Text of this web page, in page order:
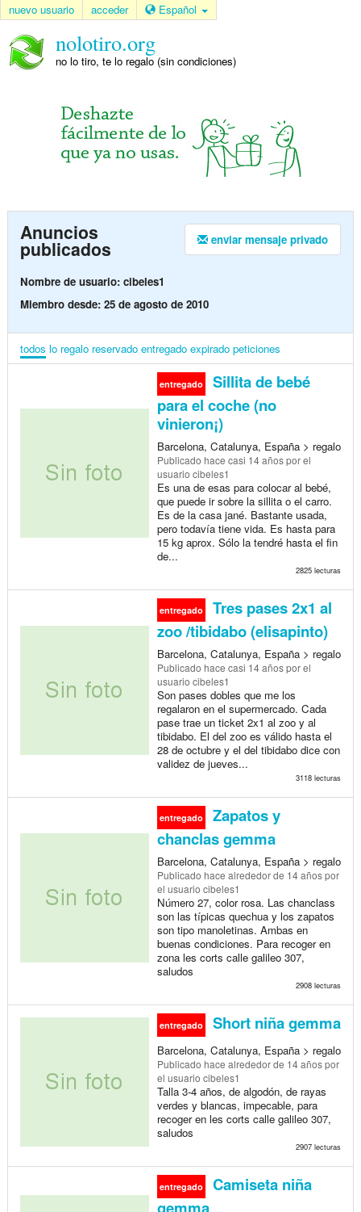
nuevo usuario acceder Español
nolotiro.org
no lo tiro, te lo regalo (sin condiciones)
enviar mensaje privado
Anuncios
publicados
Nombre de usuario: cibeles1
Miembro desde: 25 de agosto de 2010
todos lo regalo reservado entregado expirado peticiones
entregado
Sillita de bebé
para el coche (no
vinieron¡)
Barcelona, Catalunya, España > regalo
Publicado hace casi 14 añospor el
usuario cibeles1
Es una de esas para colocar al bebé,
que puede ir sobre la sillita o el carro.
Es de la casa jané. Bastante usada,
pero todavía tiene vida. Es hasta para
15 kg aprox. Sólo la tendré hasta el fin
de...
2825 lecturas
entregado
Tres pases 2x1 al
zoo /tibidabo (elisapinto)
Barcelona, Catalunya, España > regalo
Publicado hace casi 14 añospor el
usuario cibeles1
Son pases dobles que me los
regalaron en el supermercado. Cada
pase trae un ticket 2x1 al zoo y al
tibidabo. El del zoo es válido hasta el
28 de octubre y el del tibidabo dice con
validez de jueves...
3118 lecturas
entregado
Zapatos y
chanclas gemma
Barcelona, Catalunya, España > regalo
Publicado hace alrededor de 14 añospor
el usuario cibeles1
Número 27, color rosa. Las chanclass
son las típicas quechua y los zapatos
son tipo manoletinas. Ambas en
buenas condiciones. Para recoger en
zona les corts calle galileo 307,
saludos
2908 lecturas
entregado Short niña gemma
Barcelona, Catalunya, España > regalo
Publicado hace alrededor de 14 añospor
el usuario cibeles1
Talla 3-4 años, de algodón, de rayas
verdes y blancas, impecable, para
recoger en les corts calle galileo 307,
saludos
2907 lecturas
entregado
Camiseta niña
gemma